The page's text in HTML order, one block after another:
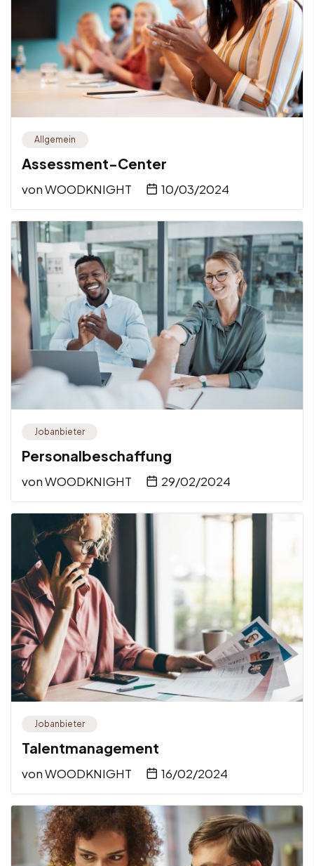
Allgemein
Assessment-Center
vonWOODKNIGHT 10/03/2024
Jobanbieter
Personalbeschaffung
vonWOODKNIGHT 29/02/2024
Jobanbieter
Talentmanagement
vonWOODKNIGHT 16/02/2024